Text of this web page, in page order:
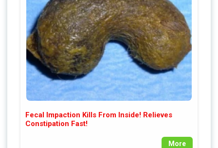
Fecal Impaction Kills From Inside! Relieves
Constipation Fast!
More